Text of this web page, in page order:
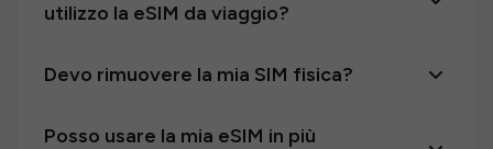
utilizzo la eSIM da viaggio?
Devo rimuovere la mia SIM fisica?
Posso usare la mia eSIM in più